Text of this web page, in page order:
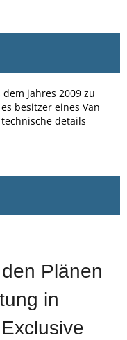
jahres 2009 zu
besitzer eines Van
details
Plänen
in